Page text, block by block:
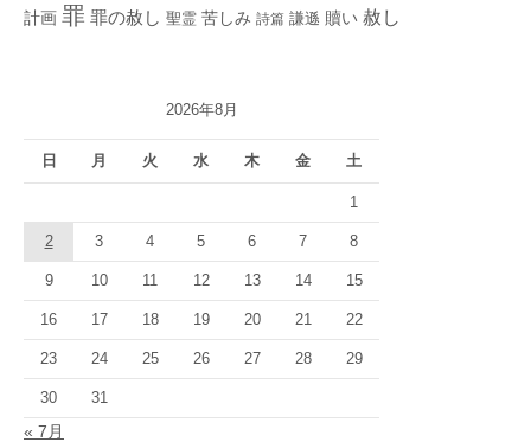
計画 罪 罪の赦し 聖霊 苦しみ 詩篇 謙遜 贖い 赦し
2026年8月
日 月 火 水 木 金 土
1
2 3 4 5 6 7 8
9 10 11 12 13 14 15
16 17 18 19 20 21 22
23 24 25 26 27 28 29
30 31
« 7月